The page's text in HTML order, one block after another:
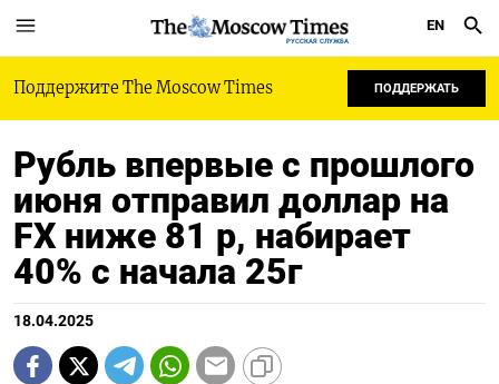
РУССКАЯ СЛУЖБА
EN
Поддержите The Moscow Times ПОДДЕРЖАТЬ
Рубль впервые с прошлого
июня отправил доллар на
FX ниже 81 р, набирает
40% с начала 25г
18.04.2025